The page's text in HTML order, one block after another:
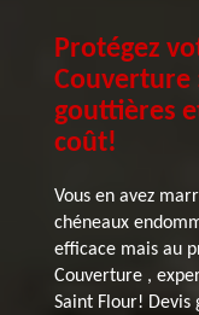
Protégez
Couverture
gouttières
coût!
Vous en avez
chéneaux
efficace mais au
Couverture ,
Saint Flour! Devis